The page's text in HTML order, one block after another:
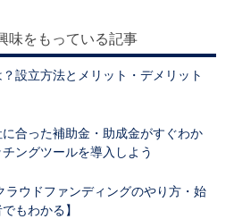
味をもっている記事
設立方法とメリット・デメリット
合った補助金・助成金がすぐわか
ングツールを導入しよう
ラウドファンディングのやり方・始
もわかる】